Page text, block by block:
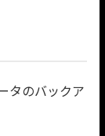
タのバックア